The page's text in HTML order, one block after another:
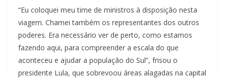
“Eu coloquei meu time de ministros à disposição nesta
viagem. Chamei também os representantes dos outros
poderes. Era necessário ver de perto, como estamos
fazendo aqui, para compreender a escala do que
aconteceu e ajudar a população do Sul”, frisou o
presidente Lula, que sobrevoou áreas alagadas na capital